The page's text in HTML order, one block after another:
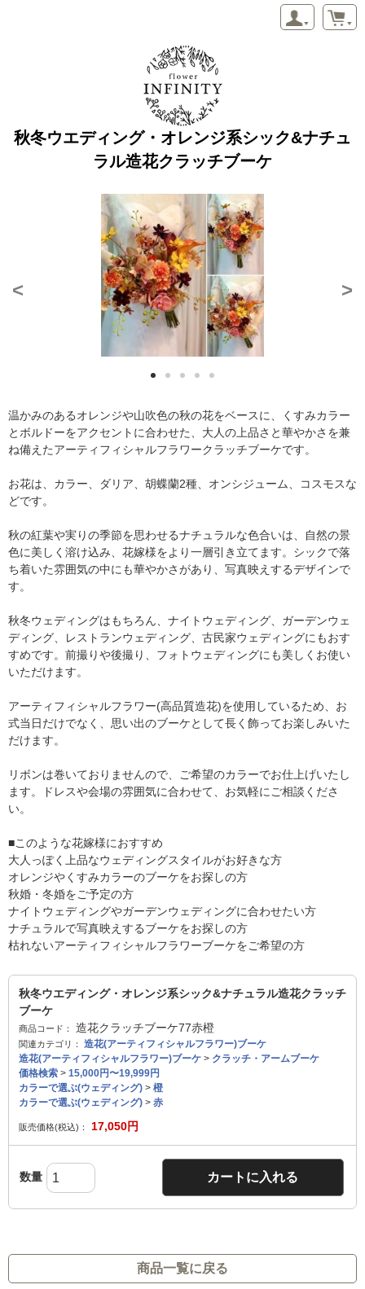
秋冬ウエディング・オレンジ系シック&ナチュ
ラル造花クラッチブーケ
< >
温かみのあるオレンジや山吹色の秋の花をベースに、くすみカラー
とボルドーをアクセントに合わせた、大人の上品さと華やかさを兼
ね備えたアーティフィシャルフラワークラッチブーケです。
お花は、カラー、ダリア、胡蝶蘭2種、オンシジューム、コスモスな
どです。
秋の紅葉や実りの季節を思わせるナチュラルな色合いは、自然の景
色に美しく溶け込み、花嫁様をより一層引き立てます。シックで落
ち着いた雰囲気の中にも華やかさがあり、写真映えするデザインで
す。
秋冬ウェディングはもちろん、ナイトウェディング、ガーデンウェ
ディング、レストランウェディング、古民家ウェディングにもおす
すめです。前撮りや後撮り、フォトウェディングにも美しくお使い
いただけます。
アーティフィシャルフラワー(高品質造花)を使用しているため、お
式当日だけでなく、思い出のブーケとして長く飾ってお楽しみいた
だけます。
リボンは巻いておりませんので、ご希望のカラーでお仕上げいたし
ます。ドレスや会場の雰囲気に合わせて、お気軽にご相談くださ
い。
■このような花嫁様におすすめ
大人っぽく上品なウェディングスタイルがお好きな方
オレンジやくすみカラーのブーケをお探しの方
秋婚・冬婚をご予定の方
ナイトウェディングやガーデンウェディングに合わせたい方
ナチュラルで写真映えするブーケをお探しの方
枯れないアーティフィシャルフラワーブーケをご希望の方
秋冬ウエディング・オレンジ系シック&ナチュラル造花クラッチ
ブーケ
商品コード： 造花クラッチブーケ77赤橙
関連カテゴリ：
造花(アーティフィシャルフラワー)ブーケ
造花(アーティフィシャルフラワー)ブーケ > クラッチ・アームブーケ
価格検索 > 15,000円〜19,999円
カラーで選ぶ(ウェディング) > 橙
カラーで選ぶ(ウェディング) > 赤
販売価格(税込)： 17,050円
数量 カートに入れる
商品一覧に戻る